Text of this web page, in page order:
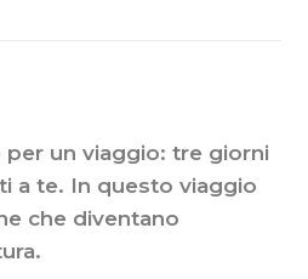
un viaggio: tre giorni
a te. In questo viaggio
che diventano